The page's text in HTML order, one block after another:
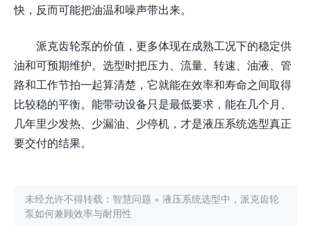
快，反而可能把油温和噪声带出来。
派克齿轮泵的价值，更多体现在成熟工况下的稳定供
油和可预期维护。选型时把压力、流量、转速、油液、管
路和工作节拍一起算清楚，它就能在效率和寿命之间取得
比较稳的平衡。能带动设备只是最低要求，能在几个月、
几年里少发热、少漏油、少停机，才是液压系统选型真正
要交付的结果。
未经允许不得转载： 智慧问题 » 液压系统选型中，派克齿轮
泵如何兼顾效率与耐用性